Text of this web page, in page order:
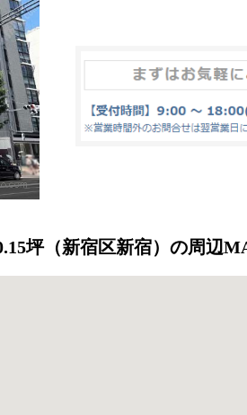
坪（新宿区新宿）の周辺